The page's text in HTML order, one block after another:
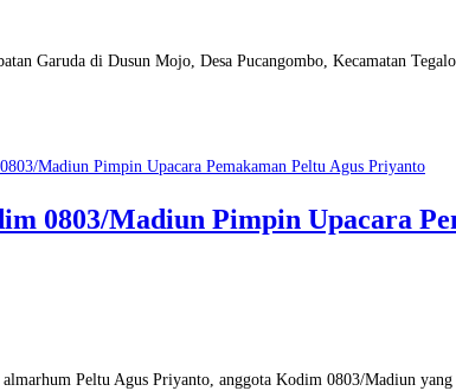
Garuda di Dusun Mojo, Desa Pucangombo, Kecamatan
0803/Madiun Pimpin Upacara
Peltu Agus Priyanto, anggota Kodim 0803/Madiun yang